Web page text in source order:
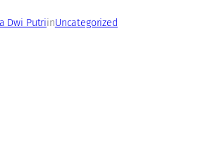
Dwi PutriinUncategorized